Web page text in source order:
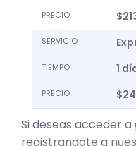
PRECIO
SERVICIO
TIEMPO 1
PRECIO
Si deseas acceder
registrandote a